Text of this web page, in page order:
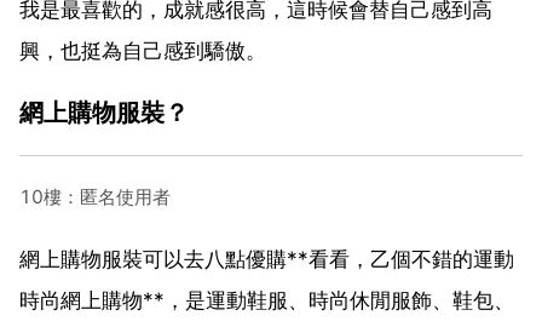
我是最喜歡的，成就感很高，這時候會替自己感到高
興，也挺為自己感到驕傲。
網上購物服裝？
10樓：匿名使用者
網上購物服裝可以去八點優購**看看，乙個不錯的運動
時尚網上購物**，是運動鞋服、時尚休閒服飾、鞋包、